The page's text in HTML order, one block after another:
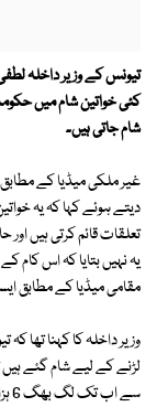
تیونس كے وزیر داخلہ
كئی خواتین شام میں
شام جاتی ہیں۔
غیر ملكی میڈیا كے
تعلقات قائم کرتی ہیں
یہ نہیں بتایا كہ اس کام
مقامی میڈیا كے مطابق
وزیر داخلہ کا کہنا تھا
لڑنے كے لیے شام گئے